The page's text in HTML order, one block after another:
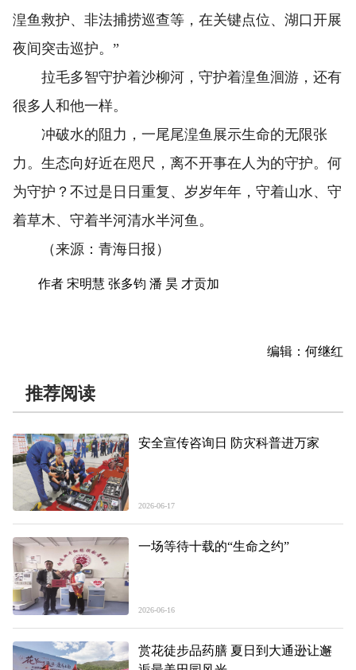
湟鱼救护、非法捕捞巡查等，在关键点位、湖口开展
夜间突击巡护。”
拉毛多智守护着沙柳河，守护着湟鱼洄游，还有
很多人和他一样。
冲破水的阻力，一尾尾湟鱼展示生命的无限张
力。生态向好近在咫尺，离不开事在人为的守护。何
为守护？不过是日日重复、岁岁年年，守着山水、守
着草木、守着半河清水半河鱼。
（来源：青海日报）
作者 宋明慧 张多钧 潘 昊 才贡加
编辑：何继红
推荐阅读
安全宣传咨询日 防灾科普进万家
2026-06-17
一场等待十载的“生命之约”
2026-06-16
赏花徒步品药膳 夏日到大通逊让邂